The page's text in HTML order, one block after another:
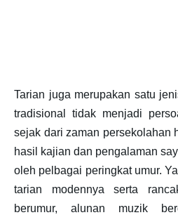
Tarian juga merupakan satu
tradisional tidak menjadi
sejak dari zaman persekolahan
hasil kajian dan pengalaman
oleh pelbagai peringkat umur.
tarian modennya serta
berumur, alunan muzik